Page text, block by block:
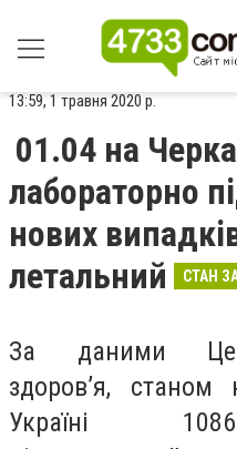
13:59, 1 травня 2020 р.
01.04 на
лабораторно
нових
летальний
СТАН
За даними
здоров’я,
Україні